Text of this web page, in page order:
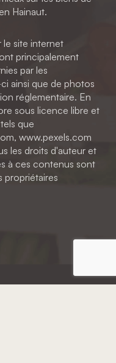
Hainaut.
le site internet
principalement
par les
ainsi que de photos
réglementaire. En
sous licence libre et
que
www.pexels.com
les droits d'auteur et
à ces contenus sont
propriétaires